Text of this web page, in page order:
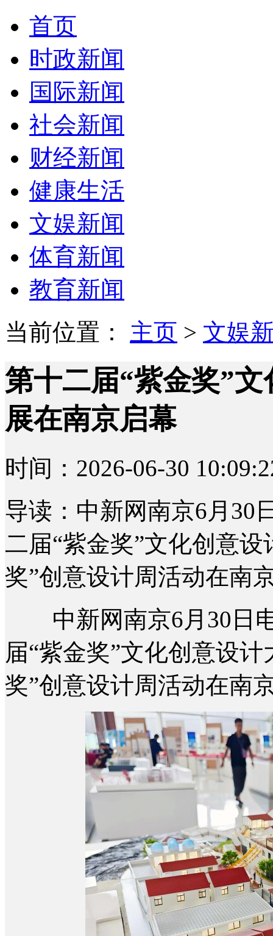
首页
时政新闻
国际新闻
社会新闻
财经新闻
健康生活
文娱新闻
体育新闻
教育新闻
当前位置： 主页 > 文娱
第十二届“紫金奖”
展在南京启幕
时间：2026-06-30
导读：中新网南京6月30
二届“紫金奖”文化创意
奖”创意设计周活动在南
中新网南京6月30日电
届“紫金奖”文化创意设
奖”创意设计周活动在南